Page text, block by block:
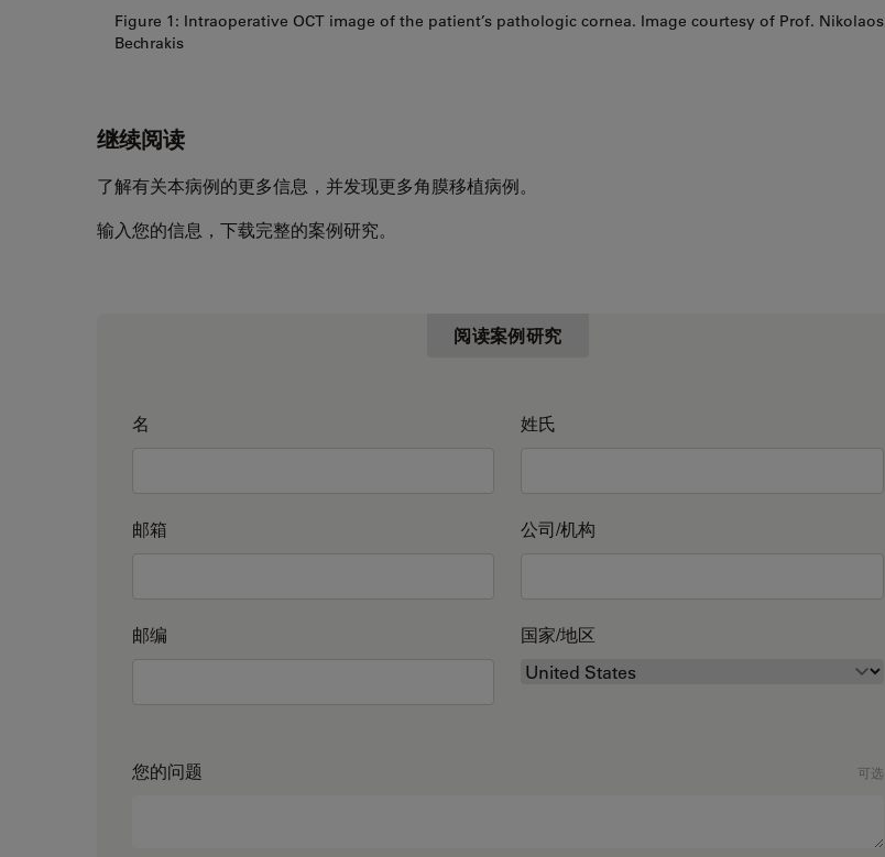
Figure 1: Intraoperative OCT image of the patient’s pathologic cornea. Image courtesy of Prof. Nikolaos
Bechrakis
继续阅读
了解有关本病例的更多信息，并发现更多角膜移植病例。
输入您的信息，下载完整的案例研究。
阅读案例研究
名 姓氏
邮箱 公司/机构
邮编 国家/地区
您的问题 可选